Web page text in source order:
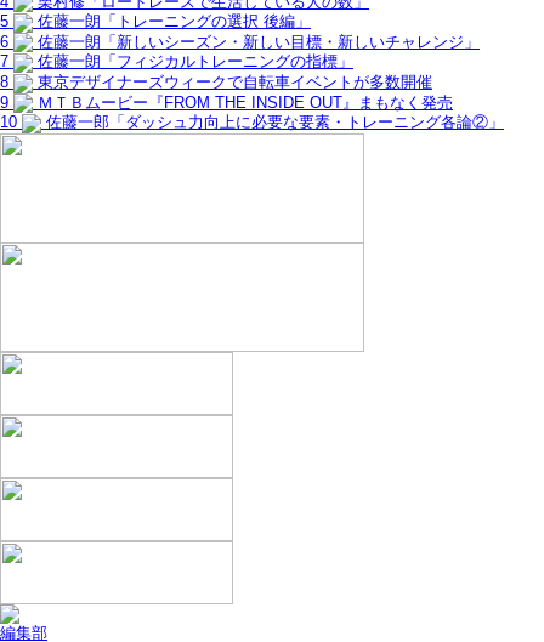
5
佐藤一朗「トレーニングの選択 後編」
6
佐藤一朗「新しいシーズン・新しい目標・新しいチャレンジ」
7
佐藤一朗「フィジカルトレーニングの指標」
8
東京デザイナーズウィークで自転車イベントが多数開催
9
ＭＴＢムービー『FROM THE INSIDE OUT』まもなく発売
10
佐藤一郎「ダッシュ力向上に必要な要素・トレーニング各論②」
編集部